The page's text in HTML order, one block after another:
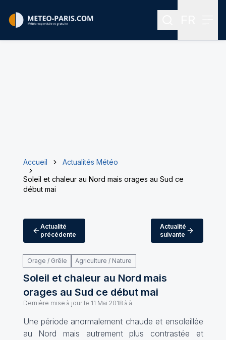
Rechercher
Accueil
Actualités Météo
Soleil et chaleur au Nord mais orages au Sud ce
début mai
Actualité
précédente
Actualité
suivante
Orage / Grêle Agriculture / Nature
Soleil et chaleur au Nord mais
orages au Sud ce début mai
Dernière mise à jour le 11 Mai 2018 à à
Une période anormalement chaude et ensoleillée
au Nord mais autrement plus contrastée et